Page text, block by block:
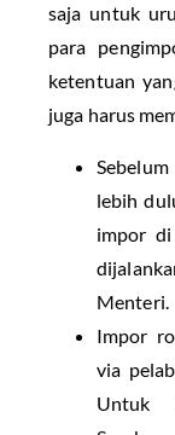
saja untuk
para
ketentuan
juga harus
lebih
impor di
Menteri.
Impor
via
Untuk